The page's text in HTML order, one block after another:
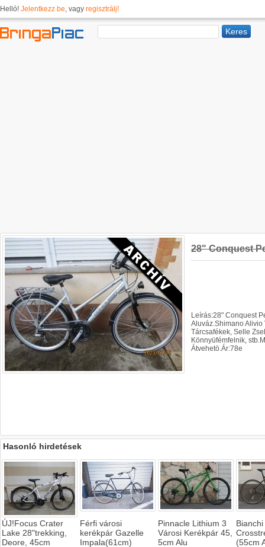
Helló! Jelentkezz be, vagy regisztrálj!
28" Conquest
Leírás:28" Conquest
Aluváz.Shimano Alivio
Tárcsafékek, Selle
Könnyüfémfelnik,
Átvehetö.Ár:78e
Hasonló hirdetések
ÚJ!Focus Crater
Lake 28"trekking,
Deore, 45cm
Férfi városi
kerékpár Gazelle
Impala(61cm)
Pinnacle Lithium 3
Városi Kerékpár 45,
5cm Alu
(55cm